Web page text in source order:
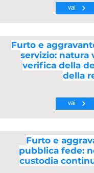
vai
Furto e
servizio: natura
verifica della
della
vai
Furto e
pubblica fede:
custodia